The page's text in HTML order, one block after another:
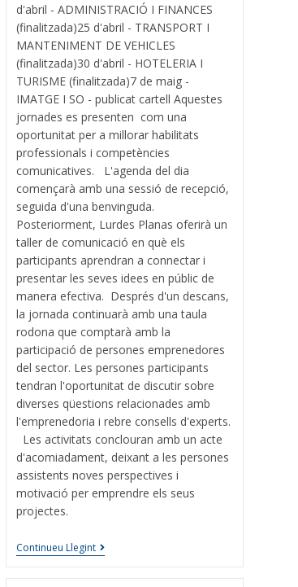
d'abril - ADMINISTRACIÓ I FINANCES
(finalitzada)25 d'abril - TRANSPORT I
MANTENIMENT DE VEHICLES
(finalitzada)30 d'abril - HOTELERIA I
TURISME (finalitzada)7 de maig -
IMATGE I SO - publicat cartell Aquestes
jornades es presenten com una
oportunitat per a millorar habilitats
professionals i competències
comunicatives. L'agenda del dia
començarà amb una sessió de recepció,
seguida d'una benvinguda.
Posteriorment, Lurdes Planas oferirà un
taller de comunicació en què els
participants aprendran a connectar i
presentar les seves idees en públic de
manera efectiva. Després d'un descans,
la jornada continuarà amb una taula
rodona que comptarà amb la
participació de persones emprenedores
del sector. Les persones participants
tendran l'oportunitat de discutir sobre
diverses qüestions relacionades amb
l'emprenedoria i rebre consells d'experts.
Les activitats conclouran amb un acte
d'acomiadament, deixant a les persones
assistents noves perspectives i
motivació per emprendre els seus
projectes.
Continueu Llegint